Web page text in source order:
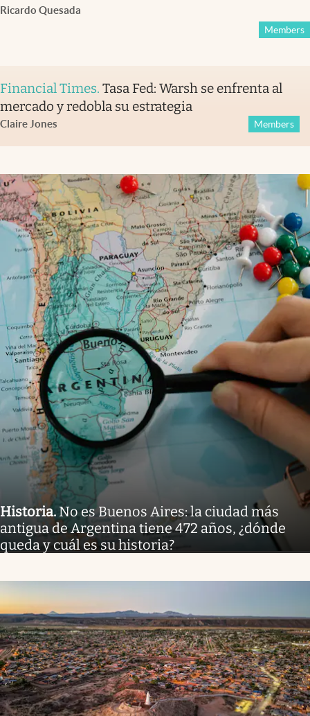
Ricardo Quesada
Members
Financial Times. Tasa Fed: Warsh se enfrenta al
mercado y redobla su estrategia
Claire Jones Members
Historia. No es Buenos Aires: la ciudad más
antigua de Argentina tiene 472 años, ¿dónde
queda y cuál es su historia?